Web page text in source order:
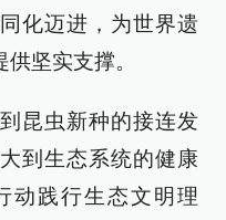
化迈进，为世界遗
坚实支撑。
昆虫新种的接连发
到生态系统的健康
动践行生态文明理